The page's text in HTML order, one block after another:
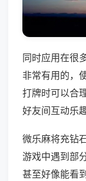
同时应用在很
非常有用的，
打牌时可以合
好友间互动乐趣
微乐麻将充钻
游戏中遇到部
甚至好像能看